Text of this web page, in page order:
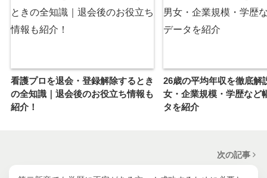
看護プロを退会・登録解除するとき
の全知識｜退会後のお役立ち情報も
紹介！
26歳の平均年収を徹底解
女・企業規模・学歴など
タを紹介
次の記事